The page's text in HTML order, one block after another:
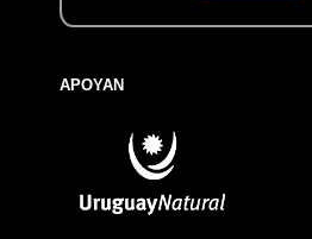
APOYAN